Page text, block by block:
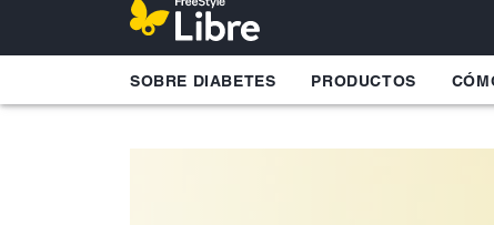
SOBRE DIABETES PRODUCTOS